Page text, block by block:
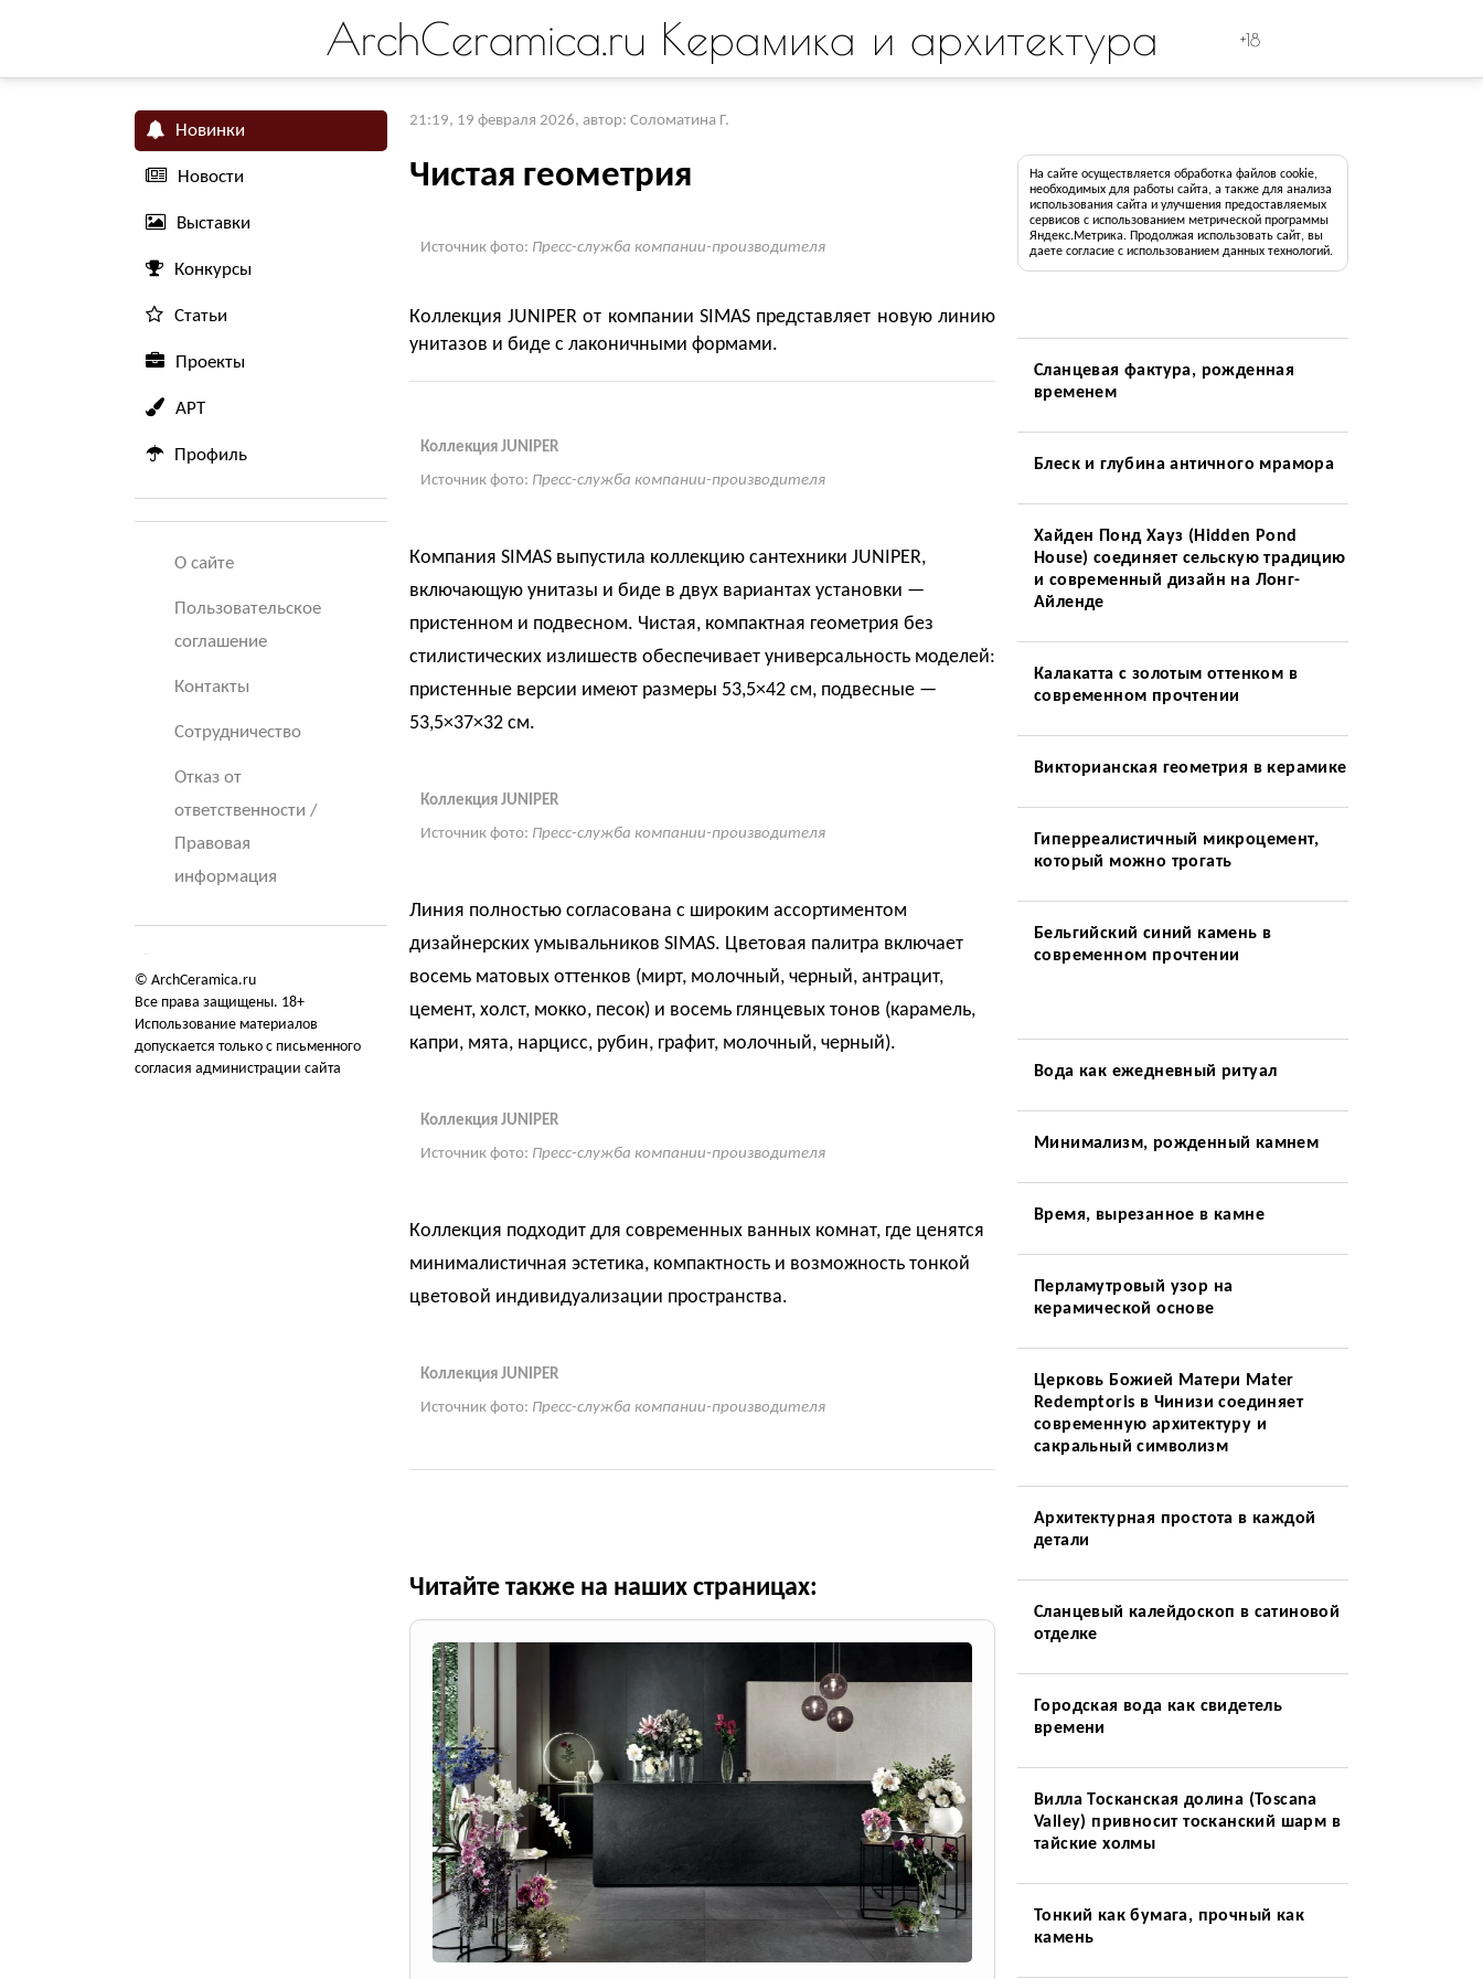
ArchCeramica.ru Керамика и архитектура +18
Новинки
Новости
Выставки
Конкурсы
Статьи
Проекты
АРТ
Профиль
О сайте
Пользовательское
соглашение
Контакты
Сотрудничество
Отказ от
ответственности /
Правовая
информация
© ArchCeramica.ru
Все права защищены. 18+
Использование материалов
допускается только с письменного
согласия администрации сайта
21:19, 19 февраля 2026, автор: Соломатина Г.
Чистая геометрия
Источник фото: Пресс-служба компании-производителя
Коллекция JUNIPER от компании SIMAS представляет новую линию
унитазов и биде с лаконичными формами.
Коллекция JUNIPER
Источник фото: Пресс-служба компании-производителя
Компания SIMAS выпустила коллекцию сантехники JUNIPER,
включающую унитазы и биде в двух вариантах установки —
пристенном и подвесном. Чистая, компактная геометрия без
стилистических излишеств обеспечивает универсальность моделей:
пристенные версии имеют размеры 53,5×42 см, подвесные —
53,5×37×32 см.
Коллекция JUNIPER
Источник фото: Пресс-служба компании-производителя
Линия полностью согласована с широким ассортиментом
дизайнерских умывальников SIMAS. Цветовая палитра включает
восемь матовых оттенков (мирт, молочный, черный, антрацит,
цемент, холст, мокко, песок) и восемь глянцевых тонов (карамель,
капри, мята, нарцисс, рубин, графит, молочный, черный).
Коллекция JUNIPER
Источник фото: Пресс-служба компании-производителя
Коллекция подходит для современных ванных комнат, где ценятся
минималистичная эстетика, компактность и возможность тонкой
цветовой индивидуализации пространства.
Коллекция JUNIPER
Источник фото: Пресс-служба компании-производителя
Читайте также на наших страницах:
На сайте осуществляется обработка файлов cookie,
необходимых для работы сайта, а также для анализа
использования сайта и улучшения предоставляемых
сервисов с использованием метрической программы
Яндекс.Метрика. Продолжая использовать сайт, вы
даете согласие с использованием данных технологий.
Сланцевая фактура, рожденная
временем
Блеск и глубина античного мрамора
Хайден Понд Хауз (Hidden Pond
House) соединяет сельскую традицию
и современный дизайн на Лонг-
Айленде
Калакатта с золотым оттенком в
современном прочтении
Викторианская геометрия в керамике
Гиперреалистичный микроцемент,
который можно трогать
Бельгийский синий камень в
современном прочтении
Вода как ежедневный ритуал
Минимализм, рожденный камнем
Время, вырезанное в камне
Перламутровый узор на
керамической основе
Церковь Божией Матери Mater
Redemptoris в Чинизи соединяет
современную архитектуру и
сакральный символизм
Архитектурная простота в каждой
детали
Сланцевый калейдоскоп в сатиновой
отделке
Городская вода как свидетель
времени
Вилла Тосканская долина (Toscana
Valley) привносит тосканский шарм в
тайские холмы
Тонкий как бумага, прочный как
камень